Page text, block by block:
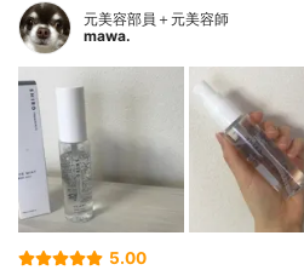
元美容部員＋元美容師
mawa.
5.00